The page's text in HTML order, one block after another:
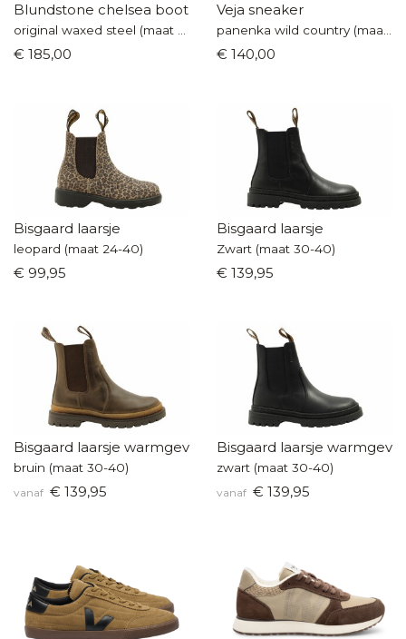
Blundstone chelsea boot
original waxed steel (maat 36-42)
€ 185,00
Veja sneaker
panenka wild country (maat 36-40)
€ 140,00
Bisgaard laarsje
leopard (maat 24-40)
€ 99,95
Bisgaard laarsje
Zwart (maat 30-40)
€ 139,95
Bisgaard laarsje warmgevoerd
bruin (maat 30-40)
vanaf € 139,95
Bisgaard laarsje
zwart (maat 30-40)
vanaf € 139,95